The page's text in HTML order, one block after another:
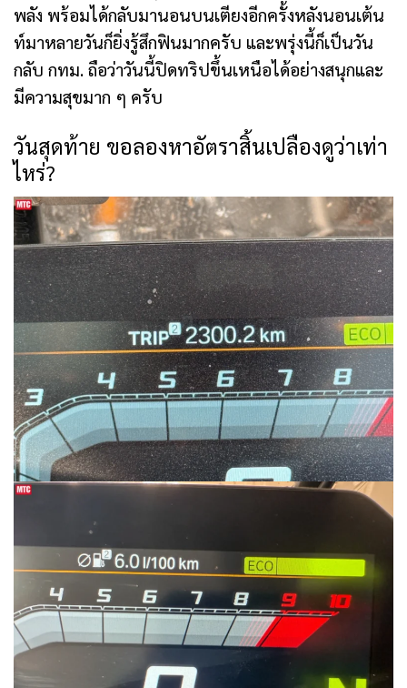
พลัง พร้อมได้กลับมานอนบนเตียงอีกครั้งหลังนอนเต้น
ท์มาหลายวันก็ยิ่งรู้สึกฟินมากครับ และพรุ่งนี้ก็เป็นวัน
กลับ กทม. ถือว่าวันนี้ปิดทริปขึ้นเหนือได้อย่างสนุกและ
มีความสุขมาก ๆ ครับ
วันสุดท้าย ขอลองหาอัตราสิ้นเปลืองดูว่าเท่า
ไหร่?